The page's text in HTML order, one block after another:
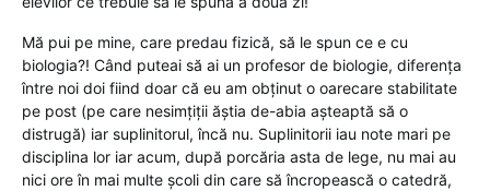
Mă pui pe mine, care predau fizică, să le spun ce e cu
biologia?! Când puteai să ai un profesor de biologie, diferența
între noi doi fiind doar că eu am obținut o oarecare stabilitate
pe post (pe care nesimțiții ăștia de-abia așteaptă să o
distrugă) iar suplinitorul, încă nu. Suplinitorii iau note mari pe
disciplina lor iar acum, după porcăria asta de lege, nu mai au
nici ore în mai multe școli din care să încropească o catedră,